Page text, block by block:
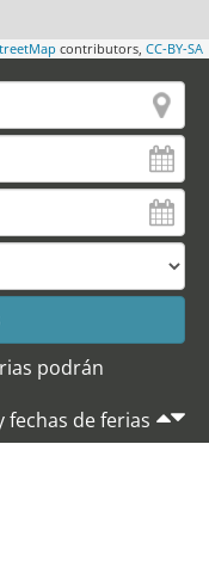
contributors, CC-BY-SA
podrán
fechas de ferias